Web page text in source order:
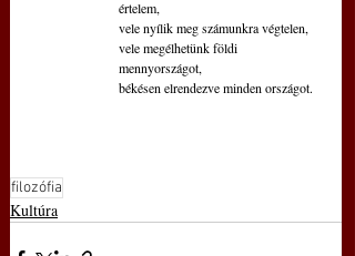
értelem,
vele nyílik meg számunkra végtelen,
vele megélhetünk földi
mennyországot,
békésen elrendezve minden országot.
filozófia
Kultúra